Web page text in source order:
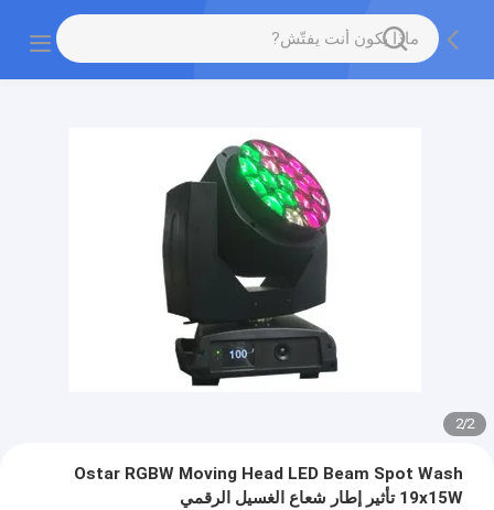
2
/
2
Ostar RGBW Moving Head LED Beam Spot Wash
19x15W تأثير إطار شعاع الغسيل الرقمي